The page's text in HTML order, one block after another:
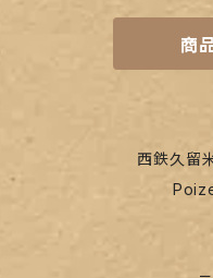
商
西鉄久留